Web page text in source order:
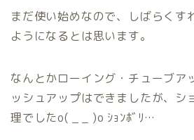
まだ使い始めなので、しばらくす
ようになるとは思います。
なんとかローイング・チューブア
ッシュアップはできましたが、シ
理でしたo( _ _ )o ｼｮﾝﾎﾞﾘ…